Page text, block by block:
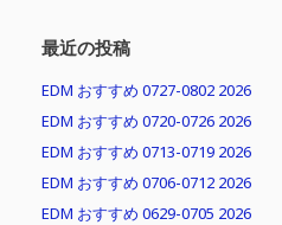
最近の投稿
EDM おすすめ 0727-0802 2026
EDM おすすめ 0720-0726 2026
EDM おすすめ 0713-0719 2026
EDM おすすめ 0706-0712 2026
EDM おすすめ 0629-0705 2026